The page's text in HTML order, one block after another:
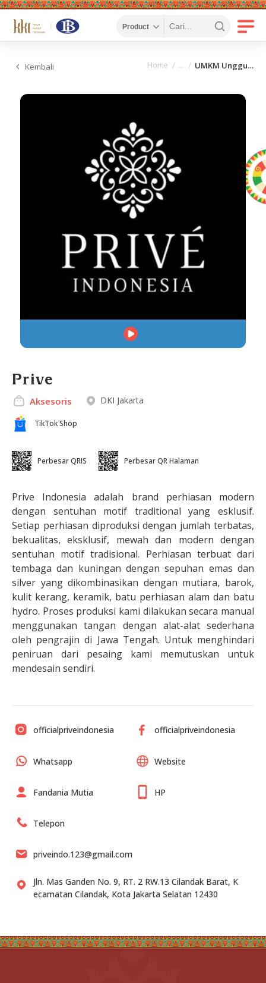
Kembali Home UMKM Unggulan
Prive
Aksesoris DKI Jakarta
TikTok Shop
Perbesar QRIS Perbesar QR Halaman
Prive Indonesia adalah brand perhiasan modern
dengan sentuhan motif traditional yang esklusif.
Setiap perhiasan diproduksi dengan jumlah terbatas,
bekualitas, eksklusif, mewah dan modern dengan
sentuhan motif tradisional. Perhiasan terbuat dari
tembaga dan kuningan dengan sepuhan emas dan
silver yang dikombinasikan dengan mutiara, barok,
kulit kerang, keramik, batu perhiasan alam dan batu
hydro. Proses produksi kami dilakukan secara manual
menggunakan tangan dengan alat-alat sederhana
oleh pengrajin di Jawa Tengah. Untuk menghindari
peniruan dari pesaing kami memutuskan untuk
mendesain sendiri.
officialpriveindonesia officialpriveindonesia
Whatsapp Website
Fandania Mutia HP
Telepon
priveindo.123@gmail.com
Jln. Mas Ganden No. 9, RT. 2 RW.13 Cilandak Barat, K
ecamatan Cilandak, Kota Jakarta Selatan 12430